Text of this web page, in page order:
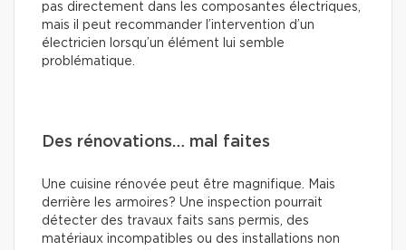
pas directement dans les composantes électriques,
mais il peut recommander l’intervention d’un
électricien lorsqu’un élément lui semble
problématique.
Des rénovations… mal faites
Une cuisine rénovée peut être magnifique. Mais
derrière les armoires? Une inspection pourrait
détecter des travaux faits sans permis, des
matériaux incompatibles ou des installations non